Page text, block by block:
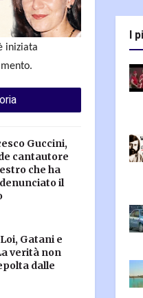
iniziata
Guccini,
cantautore
che ha
il
Gatani e
verità non
dalle
I